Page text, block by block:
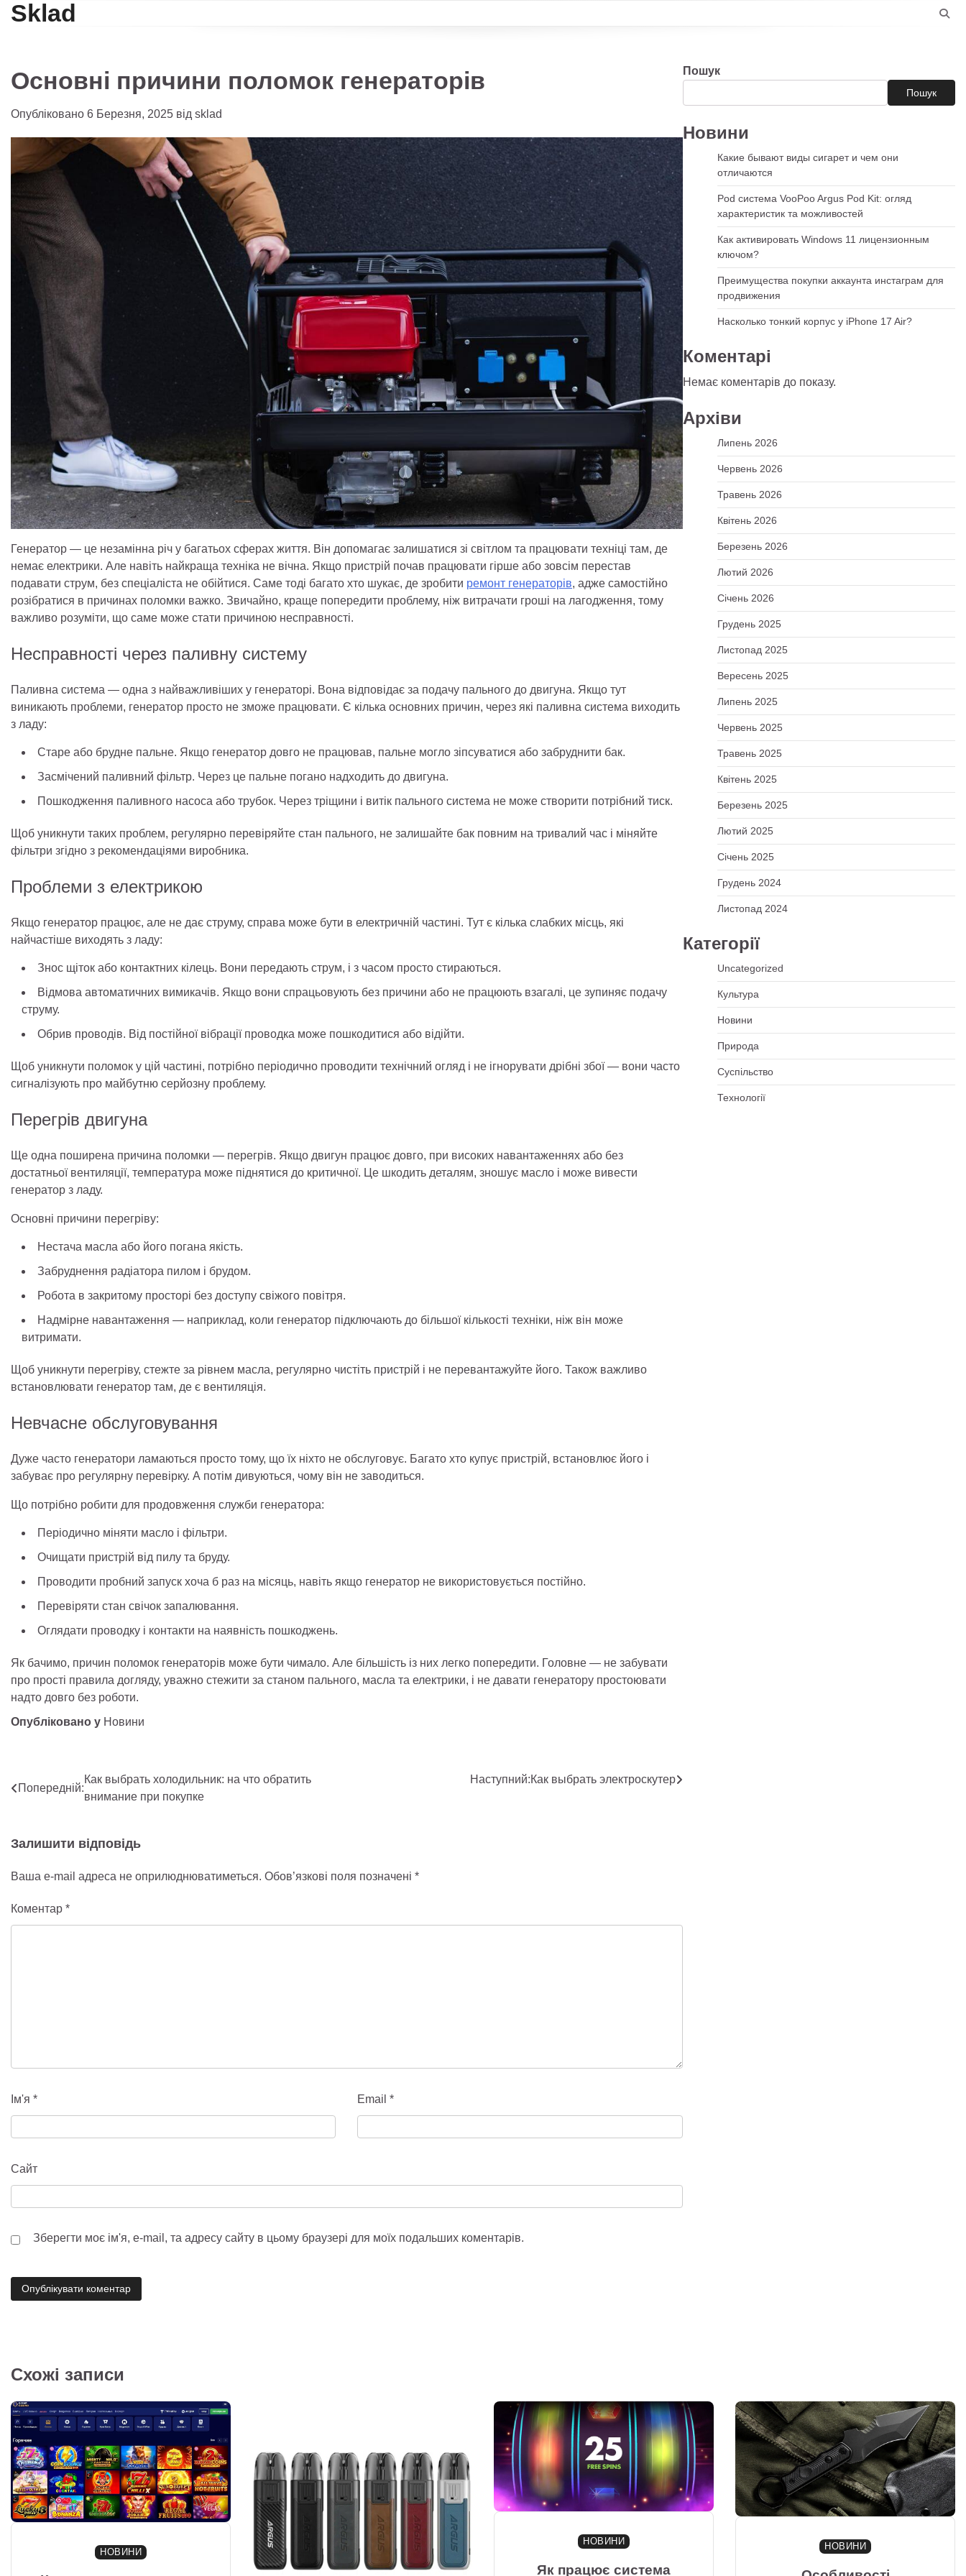
Перейти
Sklad
Основні причини поломок генераторів
Опубліковано 6 Березня, 2025 від sklad
Генератор — це незамінна річ у багатьох сферах життя. Він допомагає залишатися зі світлом та працювати техніці там, де
немає електрики. Але навіть найкраща техніка не вічна. Якщо пристрій почав працювати гірше або зовсім перестав
подавати струм, без спеціаліста не обійтися. Саме тоді багато хто шукає, де зробити ремонт генераторів, адже самостійно
розібратися в причинах поломки важко. Звичайно, краще попередити проблему, ніж витрачати гроші на лагодження, тому
важливо розуміти, що саме може стати причиною несправності.
Несправності через паливну систему
Паливна система — одна з найважливіших у генераторі. Вона відповідає за подачу пального до двигуна. Якщо тут
виникають проблеми, генератор просто не зможе працювати. Є кілька основних причин, через які паливна система виходить
з ладу:
Старе або брудне пальне. Якщо генератор довго не працював, пальне могло зіпсуватися або забруднити бак.
Засмічений паливний фільтр. Через це пальне погано надходить до двигуна.
Пошкодження паливного насоса або трубок. Через тріщини і витік пального система не може створити потрібний тиск.
Щоб уникнути таких проблем, регулярно перевіряйте стан пального, не залишайте бак повним на тривалий час і міняйте
фільтри згідно з рекомендаціями виробника.
Проблеми з електрикою
Якщо генератор працює, але не дає струму, справа може бути в електричній частині. Тут є кілька слабких місць, які
найчастіше виходять з ладу:
Знос щіток або контактних кілець. Вони передають струм, і з часом просто стираються.
Відмова автоматичних вимикачів. Якщо вони спрацьовують без причини або не працюють взагалі, це зупиняє подачу
струму.
Обрив проводів. Від постійної вібрації проводка може пошкодитися або відійти.
Щоб уникнути поломок у цій частині, потрібно періодично проводити технічний огляд і не ігнорувати дрібні збої — вони часто
сигналізують про майбутню серйозну проблему.
Перегрів двигуна
Ще одна поширена причина поломки — перегрів. Якщо двигун працює довго, при високих навантаженнях або без
достатньої вентиляції, температура може піднятися до критичної. Це шкодить деталям, зношує масло і може вивести
генератор з ладу.
Основні причини перегріву:
Нестача масла або його погана якість.
Забруднення радіатора пилом і брудом.
Робота в закритому просторі без доступу свіжого повітря.
Надмірне навантаження — наприклад, коли генератор підключають до більшої кількості техніки, ніж він може
витримати.
Щоб уникнути перегріву, стежте за рівнем масла, регулярно чистіть пристрій і не перевантажуйте його. Також важливо
встановлювати генератор там, де є вентиляція.
Невчасне обслуговування
Дуже часто генератори ламаються просто тому, що їх ніхто не обслуговує. Багато хто купує пристрій, встановлює його і
забуває про регулярну перевірку. А потім дивуються, чому він не заводиться.
Що потрібно робити для продовження служби генератора:
Періодично міняти масло і фільтри.
Очищати пристрій від пилу та бруду.
Проводити пробний запуск хоча б раз на місяць, навіть якщо генератор не використовується постійно.
Перевіряти стан свічок запалювання.
Оглядати проводку і контакти на наявність пошкоджень.
Як бачимо, причин поломок генераторів може бути чимало. Але більшість із них легко попередити. Головне — не забувати
про прості правила догляду, уважно стежити за станом пального, масла та електрики, і не давати генератору простоювати
надто довго без роботи.
Опубліковано у Новини
Навігація
Попередній:
Как выбрать холодильник: на что обратить
внимание при покупке
Наступний:Как выбрать электроскутер
Залишити відповідь
Ваша e-mail адреса не оприлюднюватиметься. Обов’язкові поля позначені *
Коментар *
Ім'я * Email*
Сайт
Зберегти моє ім'я, e-mail, та адресу сайту в цьому браузері для моїх подальших коментарів.
Пошук
Пошук
Новини
Какие бывают виды сигарет и чем они
отличаются
Pod система VooPoo Argus Pod Kit: огляд
характеристик та можливостей
Как активировать Windows 11 лицензионным
ключом?
Преимущества покупки аккаунта инстаграм для
продвижения
Насколько тонкий корпус у iPhone 17 Air?
Коментарі
Немає коментарів до показу.
Архіви
Липень 2026
Червень 2026
Травень 2026
Квітень 2026
Березень 2026
Лютий 2026
Січень 2026
Грудень 2025
Листопад 2025
Вересень 2025
Липень 2025
Червень 2025
Травень 2025
Квітень 2025
Березень 2025
Лютий 2025
Січень 2025
Грудень 2024
Листопад 2024
Категорії
Uncategorized
Культура
Новини
Природа
Суспільство
Технології
Схожі записи
НОВИНИ
НОВИНИ
Як працює система
НОВИНИ